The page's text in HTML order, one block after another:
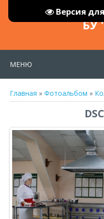
Версия
БУ
МЕНЮ
Главная » Фотоальбом »